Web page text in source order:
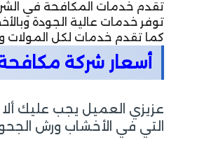
تقدم خدمات المكافحة في
توفر خدمات عالية الجودة
كما تقدم خدمات لكل المولات
أسعار شركة
عزيزي العميل يجب عليك
التي في الأخشاب ورش